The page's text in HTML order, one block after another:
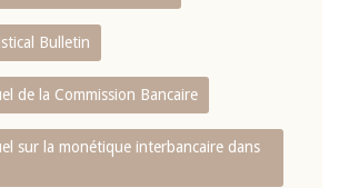
Bulletin
de la Commission Bancaire
sur la monétique interbancaire dans